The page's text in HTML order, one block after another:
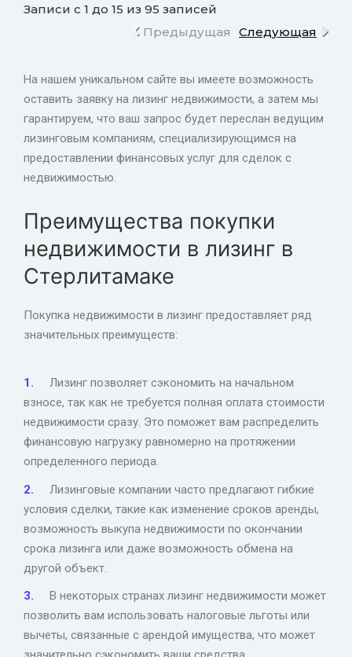
Записи с 1 до 15 из 95 записей
Предыдущая
Следующая
На нашем уникальном сайте вы имеете возможность
оставить заявку на лизинг недвижимости, а затем мы
гарантируем, что ваш запрос будет переслан ведущим
лизинговым компаниям, специализирующимся на
предоставлении финансовых услуг для сделок с
недвижимостью.
Преимущества покупки
недвижимости в лизинг в
Стерлитамаке
Покупка недвижимости в лизинг предоставляет ряд
значительных преимуществ:
Лизинг позволяет сэкономить на начальном
взносе, так как не требуется полная оплата стоимости
недвижимости сразу. Это поможет вам распределить
финансовую нагрузку равномерно на протяжении
определенного периода.
Лизинговые компании часто предлагают гибкие
условия сделки, такие как изменение сроков аренды,
возможность выкупа недвижимости по окончании
срока лизинга или даже возможность обмена на
другой объект.
В некоторых странах лизинг недвижимости может
позволить вам использовать налоговые льготы или
вычеты, связанные с арендой имущества, что может